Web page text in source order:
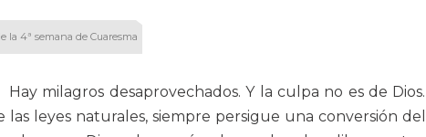
la 4ª semana de Cuaresma
Hay milagros desaprovechados. Y la culpa no es de Dios.
leyes naturales, siempre persigue una conversión del